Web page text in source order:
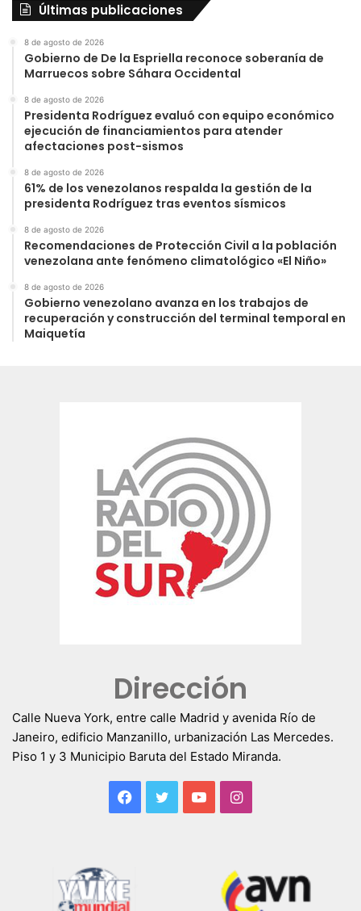
Últimas publicaciones
8 de agosto de 2026
Gobierno de De la Espriella reconoce soberanía de
Marruecos sobre Sáhara Occidental
8 de agosto de 2026
Presidenta Rodríguez evaluó con equipo económico
ejecución de financiamientos para atender
afectaciones post-sismos
8 de agosto de 2026
61% de los venezolanos respalda la gestión de la
presidenta Rodríguez tras eventos sísmicos
8 de agosto de 2026
Recomendaciones de Protección Civil a la población
venezolana ante fenómeno climatológico «El Niño»
8 de agosto de 2026
Gobierno venezolano avanza en los trabajos de
recuperación y construcción del terminal temporal en
Maiquetía
Dirección
Calle Nueva York, entre calle Madrid y avenida Río de
Janeiro, edificio Manzanillo, urbanización Las Mercedes.
Piso 1 y 3 Municipio Baruta del Estado Miranda.
Facebook
TwitterYouTubeInstagram